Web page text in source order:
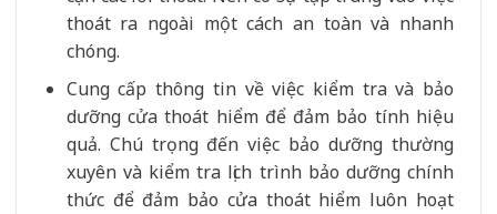
thoát ra ngoài một cách an toàn và nhanh
chóng.
Cung cấp thông tin về việc kiểm tra và bảo
dưỡng cửa thoát hiểm để đảm bảo tính hiệu
quả. Chú trọng đến việc bảo dưỡng thường
xuyên và kiểm tra lịch trình bảo dưỡng chính
thức để đảm bảo cửa thoát hiểm luôn hoạt